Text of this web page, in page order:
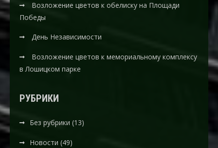
Возложение цветов к обелиску на Площади
Победы
День Независимости
Возложение цветов к мемориальному комплексу
в Лошицком парке
РУБРИКИ
Без рубрики (13)
Новости (49)